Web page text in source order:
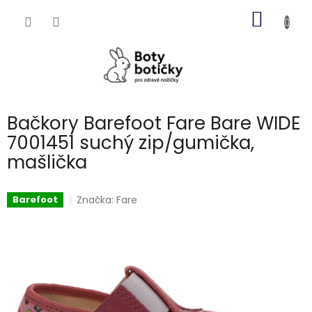
KOŠÍK
Bačkory Barefoot Fare Bare WIDE
7001451 suchý zip/gumička,
mašlička
Barefoot Značka:Fare